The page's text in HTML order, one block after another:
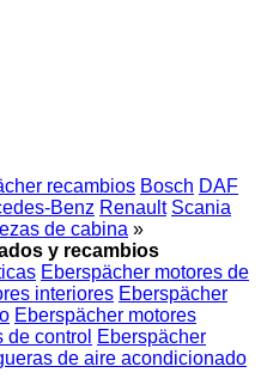
recambios Bosch DAF
Benz Renault Scania
de cabina »
y recambios
Eberspächer motores de
interiores Eberspächer
Eberspächer motores
de control Eberspächer
de aire acondicionado